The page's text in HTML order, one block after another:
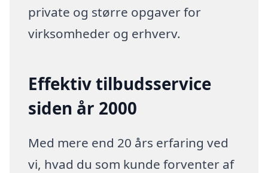
private og større opgaver for
virksomheder og erhverv.
Effektiv tilbudsservice
siden år 2000
Med mere end 20 års erfaring ved
vi, hvad du som kunde forventer af